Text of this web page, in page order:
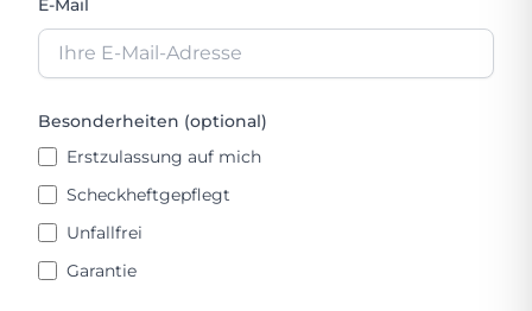
E-Mail
Besonderheiten (optional)
Erstzulassung auf mich
Scheckheftgepflegt
Unfallfrei
Garantie